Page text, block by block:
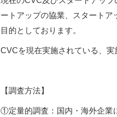
ートアップの協業、スタート
目的としております。
CVCを現在実施されている、
【調査方法】
①定量的調査：国内・海外企業